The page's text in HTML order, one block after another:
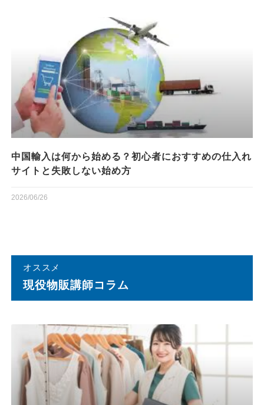
中国輸入は何から始める？初心者におすすめの仕入れ
サイトと失敗しない始め方
2026/06/26
オススメ
現役物販講師コラム